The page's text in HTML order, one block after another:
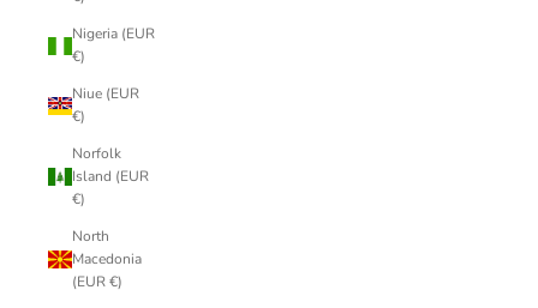
Nigeria (EUR
€)
Niue (EUR
€)
Norfolk
Island (EUR
€)
North
Macedonia
(EUR €)